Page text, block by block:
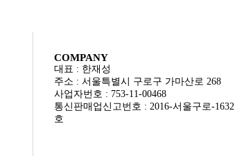
COMPANY
대표 : 한재성
주소 : 서울특별시 구로구 가마산로 268
사업자번호 : 753-11-00468
통신판매업신고번호 : 2016-서울구로-1632
호